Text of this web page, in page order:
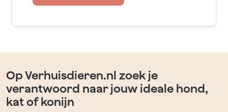
Op Verhuisdieren.nl zoek je
verantwoord naar jouw ideale hond,
kat of konijn